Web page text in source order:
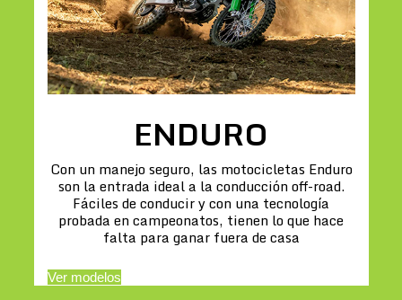
ENDURO
Con un manejo seguro, las motocicletas Enduro
son la entrada ideal a la conducción off-road.
Fáciles de conducir y con una tecnología
probada en campeonatos, tienen lo que hace
falta para ganar fuera de casa
Ver modelos